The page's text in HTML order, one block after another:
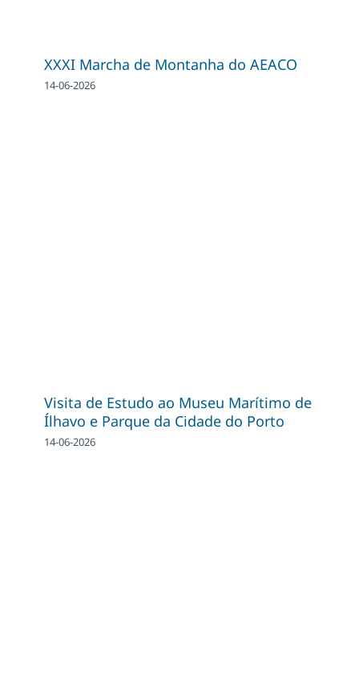
XXXI Marcha de Montanha do AEACO
14-06-2026
Visita de Estudo ao Museu Marítimo de
Ílhavo e Parque da Cidade do Porto
14-06-2026